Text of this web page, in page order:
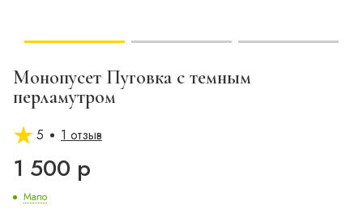
Монопусет Пуговка с темным
перламутром
5 1 отзыв
1 500 р
Мало